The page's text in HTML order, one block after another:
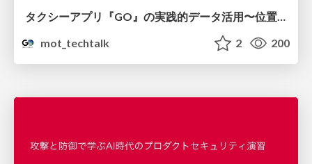
タクシーアプリ『GO』の実践的データ活用〜位置情報データの収集とStreamlitでの可視化〜
mot_techtalk
2 200